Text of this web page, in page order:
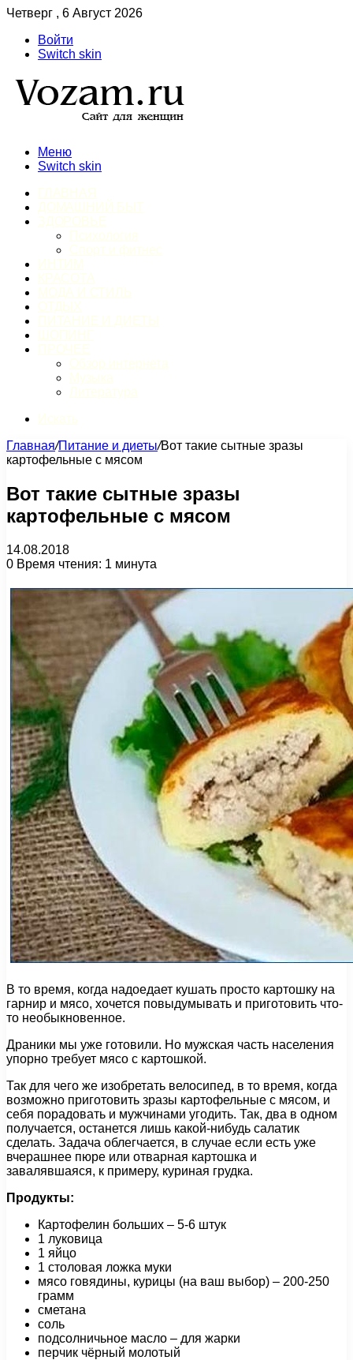
Четверг , 6 Август 2026
Войти
Switch skin
Меню
Switch skin
Главная/Питание и диеты/Вот такие сытные зразы
картофельные с мясом
Вот такие сытные зразы
картофельные с мясом
14.08.2018
0 Время чтения: 1 минута
В то время, когда надоедает кушать просто картошку на
гарнир и мясо, хочется повыдумывать и приготовить что-
то необыкновенное.
Драники мы уже готовили. Но мужская часть населения
упорно требует мясо с картошкой.
Так для чего же изобретать велосипед, в то время, когда
возможно приготовить зразы картофельные с мясом, и
себя порадовать и мужчинами угодить. Так, два в одном
получается, останется лишь какой-нибудь салатик
сделать. Задача облегчается, в случае если есть уже
вчерашнее пюре или отварная картошка и
завалявшаяся, к примеру, куриная грудка.
Продукты:
Картофелин больших – 5-6 штук
1 луковица
1 яйцо
1 столовая ложка муки
мясо говядины, курицы (на ваш выбор) – 200-250
грамм
сметана
соль
подсолничьное масло – для жарки
перчик чёрный молотый